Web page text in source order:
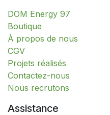
DOM Energy 97
​​​​​​​​​​​​​​​​​​​​​​​​​​​​​​​​​​​​​​​​​​​​​​​​​​​​​​​​​​​​​​​​​​​​​​​B​o​ut​i​q​u​e​
À propos de nous
CGV
Projets réalisés
Contactez-nous
Nous recrutons
Assistance